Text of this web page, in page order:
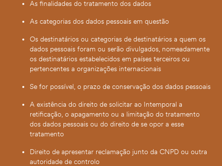
As finalidades do tratamento dos dados
As categorias dos dados pessoais em questão
Os destinatários ou categorias de destinatários a quem os
dados pessoais foram ou serão divulgados, nomeadamente
os destinatários estabelecidos em países terceiros ou
pertencentes a organizações internacionais
Se for possível, o prazo de conservação dos dados pessoais
A existência do direito de solicitar ao Intemporal a
retificação, o apagamento ou a limitação do tratamento
dos dados pessoais ou do direito de se opor a esse
tratamento
Direito de apresentar reclamação junto da CNPD ou outra
autoridade de controlo